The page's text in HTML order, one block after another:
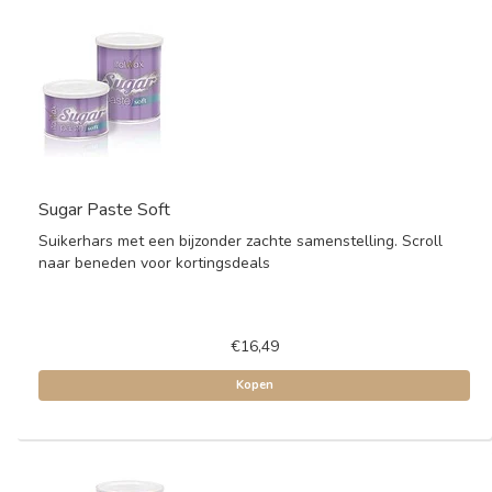
Sugar Paste Soft
Suikerhars met een bijzonder zachte samenstelling. Scroll
naar beneden voor kortingsdeals
€16,49
Kopen